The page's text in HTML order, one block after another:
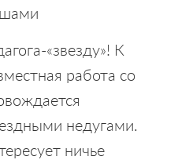
«звезду»! К
работа со
недугами.
ничье